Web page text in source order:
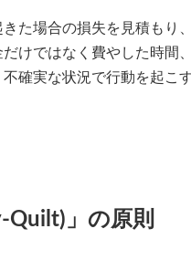
た場合の損失を見積もり
けではなく費やした時間
確実な状況で行動を起こ
」の原則